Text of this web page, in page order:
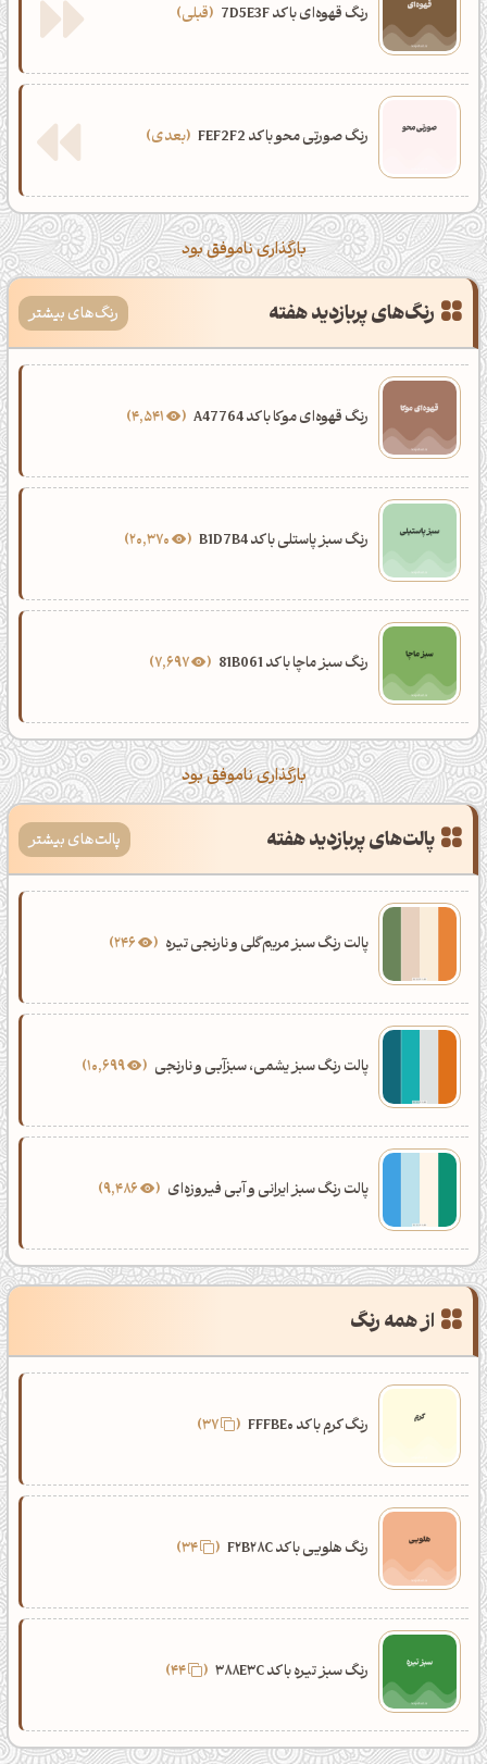
رنگ قهوه‌ای با کد 7D5E3F قبلی
رنگ صورتی محو با کد FEF2F2 بعدی
بارگذاری ناموفق بود
رنگ‌های پربازدید هفته رنگ‌های بیشتر
رنگ قهوه‌ای موکا با کد A47764
رنگ سبز پاستلی با کد B1D7B4
رنگ سبز ماچا با کد 81B061 7,697
بارگذاری ناموفق بود
پالت‌های پربازدید هفته پالت‌های بیشتر
پالت رنگ سبز مریم‌گلی و نارنجی تیره
پالت رنگ سبز یشمی، سبزآبی و نارنجی 10,699
پالت رنگ سبز ایرانی و آبی فیروزه‌ای
از همه رنگ
رنگ کرم با کد FFFBE0 37
رنگ هلویی با کد F2B28C 34
رنگ سبز تیره با کد 388E3C 44